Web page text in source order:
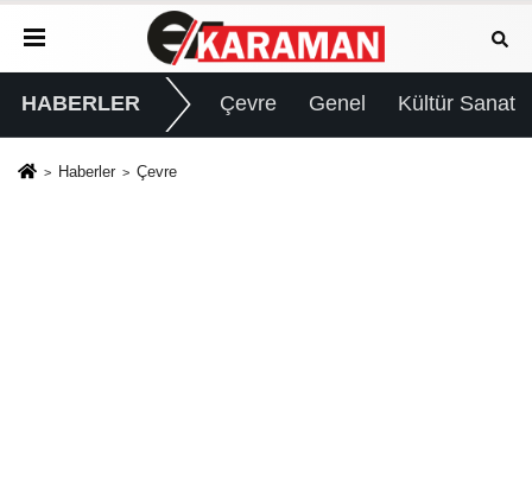
HABERLER Çevre Genel Kültür Sanat
Haberler Çevre